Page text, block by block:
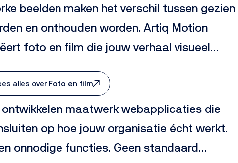
beelden maken het verschil tussen gezien
en onthouden worden. Artiq Motion
foto en film die jouw verhaal visueel
alles overFoto en film
ontwikkelen maatwerk webapplicaties die
op hoe jouw organisatie écht werkt.
onnodige functies. Geen standaard